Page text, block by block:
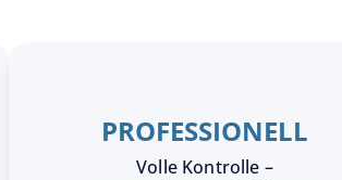
PROFESSIONELL
Volle Kontrolle –